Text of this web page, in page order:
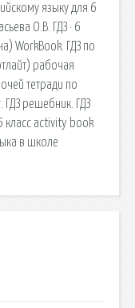
языку для 6
О.В. ГДЗ · 6
WorkBook. ГДЗ по
рабочая
тетради по
ГДЗ решебник. ГДЗ
класс activity book
в школе